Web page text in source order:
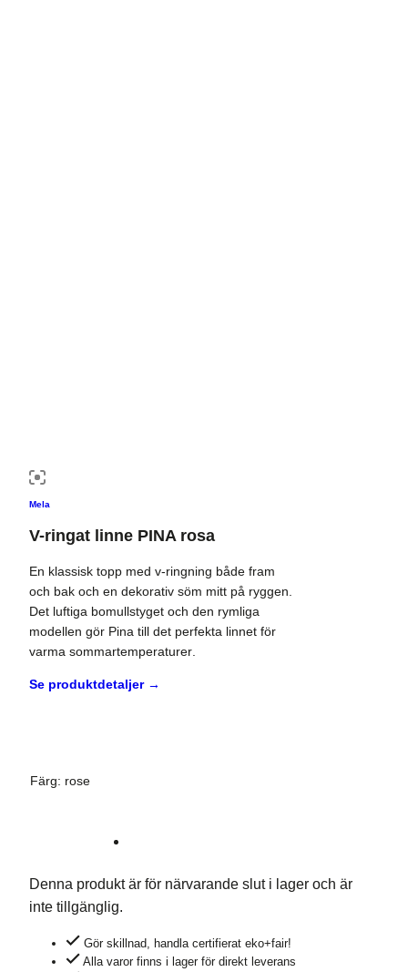
Mela
V-ringat linne PINA rosa
En klassisk topp med v-ringning både fram
och bak och en dekorativ söm mitt på ryggen.
Det luftiga bomullstyget och den rymliga
modellen gör Pina till det perfekta linnet för
varma sommartemperaturer.
Se produktdetaljer →
Färg: rose
Denna produkt är för närvarande slut i lager och är
inte tillgänglig.
Gör skillnad, handla certifierat eko+fair!
Alla varor finns i lager för direkt leverans